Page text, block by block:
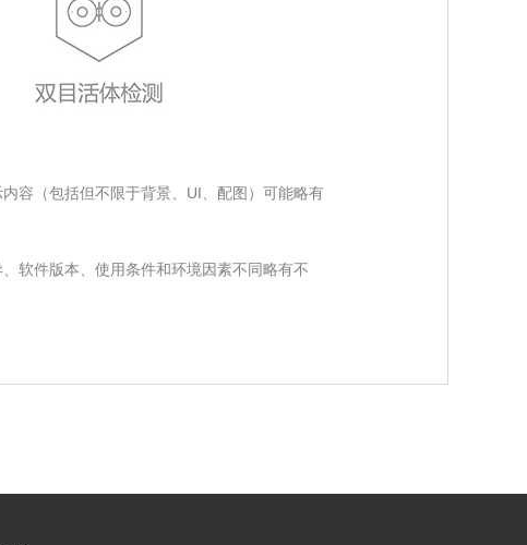
容（包括但不限于背景、UI、配图）可能略有
软件版本、使用条件和环境因素不同略有不